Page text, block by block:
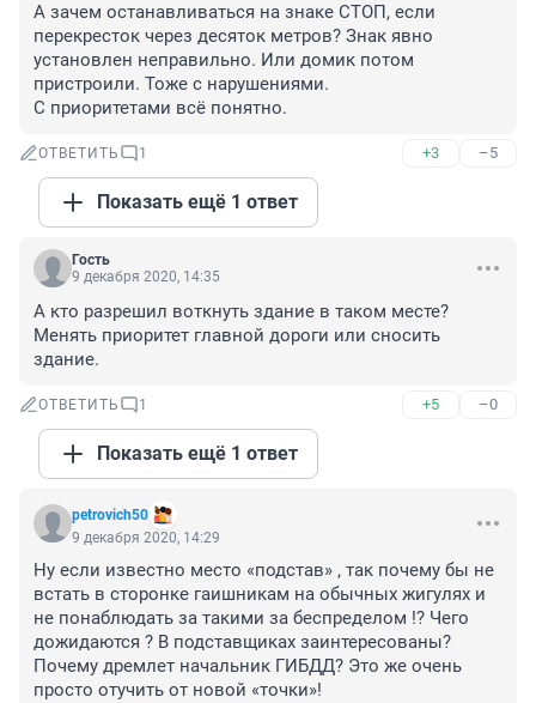
А зачем останавливаться на знаке СТОП, если
перекресток через десяток метров? Знак явно
установлен неправильно. Или домик потом
пристроили. Тоже с нарушениями.
С приоритетами всё понятно.
ОТВЕТИТЬ 1 +3 –5
Показать ещё 1 ответ
Гость
9 декабря 2020, 14:35
А кто разрешил воткнуть здание в таком месте?
Менять приоритет главной дороги или сносить
здание.
ОТВЕТИТЬ 1 +5 –0
Показать ещё 1 ответ
petrovich50
9 декабря 2020, 14:29
Ну если известно место «подстав» , так почему бы не
встать в сторонке гаишникам на обычных жигулях и
не понаблюдать за такими за беспределом !? Чего
дожидаются ? В подставщиках заинтересованы?
Почему дремлет начальник ГИБДД? Это же очень
просто отучить от новой «точки»!